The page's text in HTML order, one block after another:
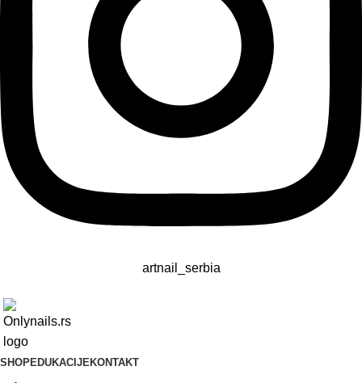
artnail_serbia
SHOPEDUKACIJEKONTAKT